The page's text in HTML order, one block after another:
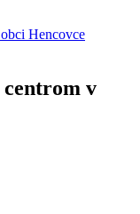
Hencovce
centrom v